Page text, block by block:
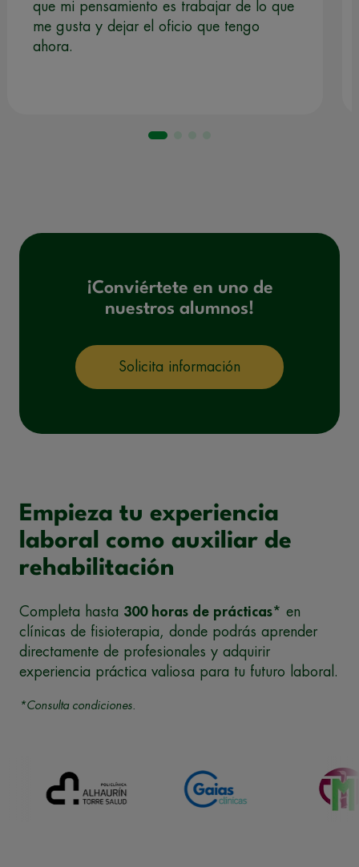
que mi pensamiento es trabajar de lo que
me gusta y dejar el oficio que tengo
ahora.
¡Conviértete en uno de
nuestros alumnos!
Solicita información
Empieza tu experiencia
laboral como auxiliar de
rehabilitación
Completa hasta 300 horas de prácticas* en
clínicas de fisioterapia, donde podrás aprender
directamente de profesionales y adquirir
experiencia práctica valiosa para tu futuro laboral.
*Consulta condiciones.